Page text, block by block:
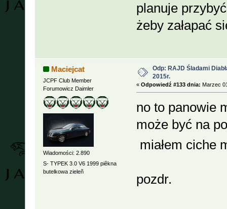
planuje
żeby załapać
Maciejcat
JCPF Club Member
Forumowicz Daimler
Wiadomości: 2.890
S- TYPEK 3.0 V6 1999 piêkna
butelkowa zieleñ
Odp: RAJD Śladami
2015r.
« Odpowiedź #133 dnia: Marzec
no to panowie
może być na
miałem ciche
pozdr.